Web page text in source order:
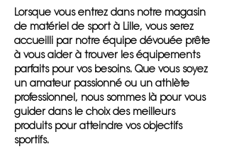
Lorsque vous entrez dans notre magasin
de matériel de sport à Lille, vous serez
accueilli par notre équipe dévouée prête
à vous aider à trouver les équipements
parfaits pour vos besoins. Que vous soyez
un amateur passionné ou un athlète
professionnel, nous sommes là pour vous
guider dans le choix des meilleurs
produits pour atteindre vos objectifs
sportifs.